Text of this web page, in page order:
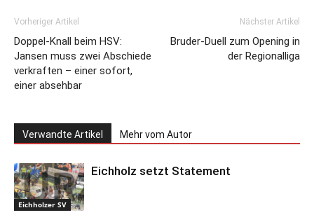
Vorheriger Artikel
Doppel-Knall beim HSV:
Jansen muss zwei Abschiede
verkraften – einer sofort,
einer absehbar
Nächster Artikel
Bruder-Duell zum Opening in
der Regionalliga
Verwandte Artikel Mehr vom Autor
Eichholzer SV
Eichholz setzt Statement